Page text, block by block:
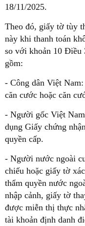
18/11/2025.
Theo đó, giấy tờ tùy
này khi thanh toán
so với khoản 10 Điều
gồm:
- Công dân Việt
căn cước hoặc căn
- Người gốc Việt
dụng Giấy chứng
quyền cấp.
- Người nước ngoài
chiếu hoặc giấy tờ
thẩm quyền nước
nhập cảnh, giấy tờ
được miễn thị thực
tài khoản định danh